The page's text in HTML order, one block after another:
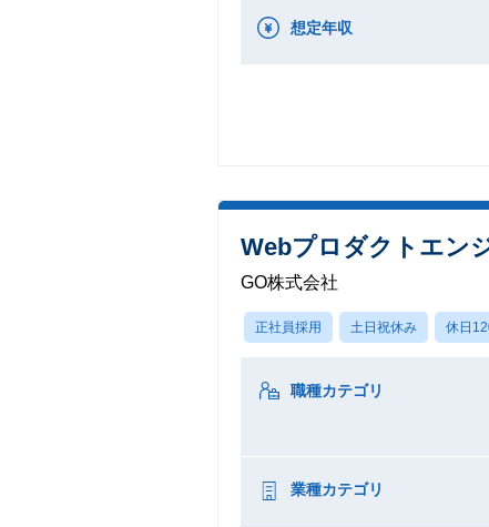
想定年収
Webプロダクトエン
GO株式会社
正社員採用 土日祝休み 休日
職種カテゴリ
業種カテゴリ